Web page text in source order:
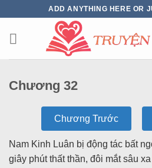
ADD ANYTHING HERE OR
Chương 32
Chương Trước
Nam Kinh Luân bị động tác bất
giây phút thất thần, đôi mắt sâu